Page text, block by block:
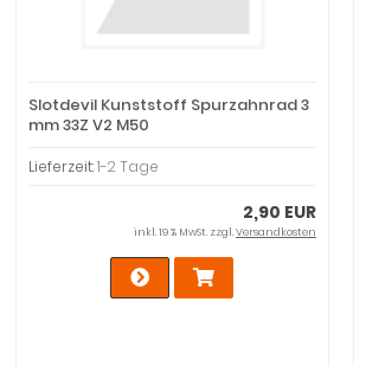
Slotdevil Kunststoff Spurzahnrad 3
mm 33Z V2 M50
Lieferzeit:1-2 Tage
2,90 EUR
inkl. 19 % MwSt. zzgl.Versandkosten